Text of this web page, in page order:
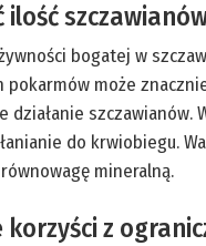
bogatej w
pokarmów może
szczawianów.
do krwiobiegu.
mineralną.
korzyści z